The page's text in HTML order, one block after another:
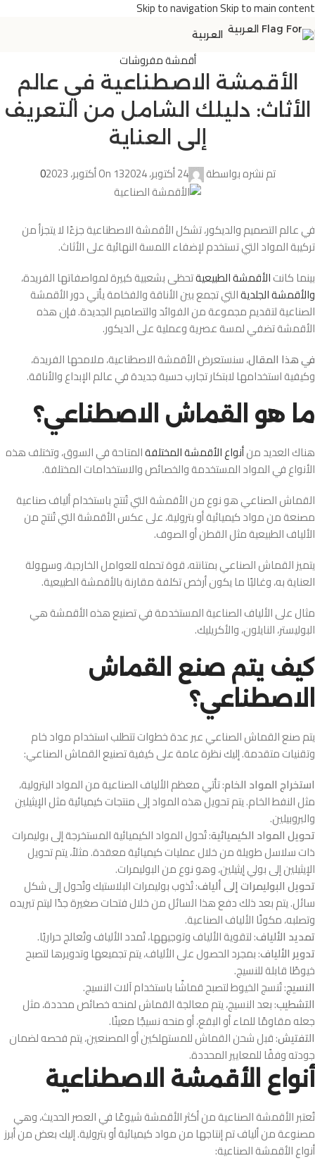
Skip to navigationSkip to main content
العربية
أقمشة مفروشات
الأقمشة الاصطناعية في عالم
الأثاث: دليلك الشامل من التعريف
إلى العناية
تم نشره بواسطة 24 أكتوبر، 2024 On 13 أكتوبر، 2023 0
في عالم التصميم والديكور، تشكل الأقمشة الاصطناعية جزءًا لا يتجزأ من
تركيبة المواد التي تستخدم لإضفاء اللمسة النهائية على الأثاث.
بينما كانتالأقمشة الطبيعيةتحظى بشعبية كبيرة لمواصفاتها الفريدة،
والأقمشة الجلديةالتي تجمع بين الأناقة والفخامة يأتي دور الأقمشة
الصناعية لتقديم مجموعة من الفوائد والتصاميم الجديدة. فإن هذه
الأقمشة تضفي لمسة عصرية وعملية على الديكور.
في هذا المقال، سنستعرض الأقمشة الاصطناعية، ملامحها الفريدة،
وكيفية استخدامها لابتكار تجارب حسية جديدة في عالم الإبداع والأناقة.
ما هو القماش الاصطناعي؟
هناك العديد منأنواع الأقمشة المختلفةالمتاحة في السوق، وتختلف هذه
الأنواع في المواد المستخدمة والخصائص والاستخدامات المختلفة.
القماش الصناعي هو نوع من الأقمشة التي تُنتج باستخدام ألياف صناعية
مصنعة من مواد كيميائية أو بترولية، على عكس الأقمشة التي تُنتج من
الألياف الطبيعية مثل القطن أو الصوف.
يتميز القماش الصناعي بمتانته، قوة تحمله للعوامل الخارجية، وسهولة
العناية به، وغالبًا ما يكون أرخص تكلفة مقارنة بالأقمشة الطبيعية.
مثال على الألياف الصناعية المستخدمة في تصنيع هذه الأقمشة هي
البوليستر، النايلون، والأكريليك.
كيف يتم صنع القماش
الاصطناعي؟
يتم صنع القماش الصناعي عبر عدة خطوات تتطلب استخدام مواد خام
وتقنيات متقدمة. إليك نظرة عامة على كيفية تصنيع القماش الصناعي:
استخراج المواد الخام: تأتي معظم الألياف الصناعية من المواد البترولية،
مثل النفط الخام. يتم تحويل هذه المواد إلى منتجات كيميائية مثل الإيثيلين
والبروبيلين.
تحويل المواد الكيميائية: تُحول المواد الكيميائية المستخرجة إلى بوليمرات
ذات سلاسل طويلة من خلال عمليات كيميائية معقدة. مثلاً، يتم تحويل
الإيثيلين إلى بولي إيثيلين، وهو نوع من البوليمرات.
تحويل البوليمرات إلى ألياف: تُذوب بوليمرات البلاستيك وتُحول إلى شكل
سائل. يتم بعد ذلك دفع هذا السائل من خلال فتحات صغيرة جدًا ليتم تبريده
وتصلبه، مكونًا الألياف الصناعية.
تمديد الألياف: لتقوية الألياف وتوجيهها، تُمدد الألياف وتُعالج حراريًا.
تدوير الألياف: بمجرد الحصول على الألياف، يتم تجميعها وتدويرها لتصبح
خيوطًا قابلة للنسيج.
النسيج: تُنسج الخيوط لتصبح قماشًا باستخدام آلات النسيج.
التشطيب: بعد النسيج، يتم معالجة القماش لمنحه خصائص محددة، مثل
جعله مقاومًا للماء أو البقع، أو منحه نسيجًا معينًا.
التفتيش: قبل شحن القماش للمستهلكين أو المصنعين، يتم فحصه لضمان
جودته وفقًا للمعايير المحددة.
أنواع الأقمشة الاصطناعية
تُعتبر الأقمشة الصناعية من أكثر الأقمشة شيوعًا في العصر الحديث، وهي
مصنوعة من ألياف تم إنتاجها من مواد كيميائية أو بترولية. إليك بعض من أبرز
أنواع الأقمشة الصناعية: